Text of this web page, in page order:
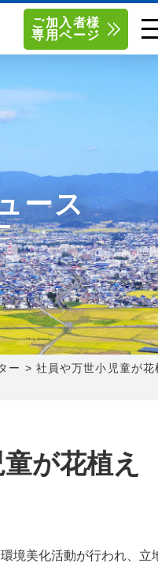
0138-34-2525
025-210-1200
南東北センター(福島)
〒960-8252
福島県福島市御山字一本松17-1-
1
0120-173-577
営業時間 9:15～18:00
新潟県新潟市西区山田2310-39
ご加入者様
専用ページ
ース
ー > 社員や万世小児童が花
が花植え
境美化活動が行われ、立